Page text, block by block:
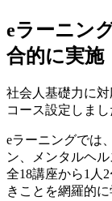
eラーニン
合的に実施
社会人基礎力に
コース設定しまし
eラーニングでは
ン、メンタルヘ
全18講座から1人
きことを網羅的